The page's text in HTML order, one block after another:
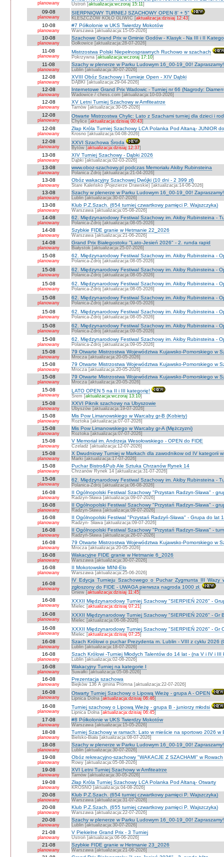
planowany Ustroń [aktualizacja:wczoraj 15:11]
09-08
planowany
SIERPNIOWY TURNIEJ SZACHOWY OPEN 8' + 5"
KLESZCZÓW KOŁO GLIWIC [aktualizacja:dzisiaj 12:43]
10-08
planowany
#7 Półkolonie w UKS Twierdzy Mokotów
Warszawa [aktualizacja:15-05-2026]
10-08
planowany
Szachowe Grand Prix w Gminie Godów - Klasyk - Na III i II
Gołkowice [aktualizacja:28-07-2026]
11-08
planowany
Mistrzostwa Polski Niepełnosprawnych Ruchowo w szachach
Pokrzywna [aktualizacja:wczoraj 17:10]
11-08
planowany
Szachy w plenerze w Parku Ludowym 16_00-19_00! Zapraszamy!
Lublin [aktualizacja:30-07-2026]
12-08
planowany
XVIII Obóz Szachowy i Turnieje Open - XIV Dąbki
DĄBKI [aktualizacja:29-04-2026]
12-08
planowany
Internetowe Grand Prix Wadowic - Turniej nr 66 (Nagrody:
Wadowice / chess.com [aktualizacja:10-03-2026]
12-08
planowany
XV Letni Turniej Szachowy w Amfiteatrze
Tarnów [aktualizacja:30-05-2026]
12-08
planowany
Otwarte Mistrzostwa Chylic: Lato z Szachami turniej dla dzieci i
Chylice [aktualizacja:dzisiaj 00:43]
12-08
planowany
Złap Króla Turniej Szachowy LCA Polanka Pod Altaną- JUNIOR
Krosno [aktualizacja:04-08-2026]
12-08
planowany
XXVI Szachowa Środa
Bytów [aktualizacja:dzisiaj 12:37]
13-08
planowany
XIV Turniej Szachowy - Dąbki 2026
Dąbki [aktualizacja:02-03-2026]
13-08
planowany
www.oboz-szachowy.pl podczas Memoriału Akiby Rubinsteina
Polanica Zdrój [aktualizacja:21-04-2026]
13-08
planowany
Obóz wakacyjny Szachowej Dwójki (10 dni - 2 399 zł)
Stare Kaleńsko (Pojezierze Drawskie) [aktualizacja:14-06-2026]
13-08
planowany
Szachy w plenerze w Parku Ludowym 16_00-19_00! Zapraszamy!
Lublin [aktualizacja:30-07-2026]
13-08
planowany
Klub P.Z.Szach. (654 turniej czwartkowy pamięci P. Wajszczyka)
Warszawa [aktualizacja:05-08-2026]
14-08
planowany
62. Międzynarodowy Festiwal Szachowy im. Akiby Rubinsteina -
Polanica-Zdrój [aktualizacja:08-05-2026]
14-08
planowany
Szybkie FIDE granie w Hetmanie 22_2026
Warszawa [aktualizacja:21-06-2026]
14-08
planowany
Grand Prix Białegostoku "Lato-Jesień 2026" - 2. runda rapid
Białystok [aktualizacja:25-07-2026]
15-08
planowany
62. Międzynarodowy Festiwal Szachowy im. Akiby Rubinsteina -
Polanica-Zdrój [aktualizacja:08-05-2026]
15-08
planowany
62. Międzynarodowy Festiwal Szachowy im. Akiby Rubinsteina -
Polanica-Zdrój [aktualizacja:08-05-2026]
15-08
planowany
62. Międzynarodowy Festiwal Szachowy im. Akiby Rubinsteina -
Polanica-Zdrój [aktualizacja:08-05-2026]
15-08
planowany
62. Międzynarodowy Festiwal Szachowy im. Akiby Rubinsteina -
Polanica-Zdrój [aktualizacja:09-05-2026]
15-08
planowany
62. Międzynarodowy Festiwal Szachowy im. Akiby Rubinsteina -
Polanica-Zdrój [aktualizacja:08-05-2026]
15-08
planowany
62. Międzynarodowy Festiwal Szachowy im. Akiby Rubinsteina -
Polanica-Zdrój [aktualizacja:09-05-2026]
15-08
planowany
62. Międzynarodowy Festiwal Szachowy im. Akiby Rubinsteina -
Polanica-Zdrój [aktualizacja:09-05-2026]
15-08
planowany
79 Otwarte Mistrzostwa Województwa Kujawsko-Pomorskiego w
Mrocza [aktualizacja:20-05-2026]
15-08
planowany
79 Otwarte Mistrzostwa Województwa Kujawsko-Pomorskiego w
Mrocza [aktualizacja:20-05-2026]
15-08
planowany
79 Otwarte Mistrzostwa Województwa Kujawsko-Pomorskiego w
Mrocza [aktualizacja:20-05-2026]
15-08
planowany
LATO OPEN 5 na II i III kategorię!
Śrem [aktualizacja:wczoraj 13:10]
15-08
planowany
XXVI Piknik szachowy na Ubyszowie
Ubyszów [aktualizacja:19-07-2026]
15-08
planowany
Mis Pow Limanowskiego w Warcaby gr-B (Kobiety)
Roztoka [aktualizacja:07-07-2026]
15-08
planowany
Mis Pow Limanowskiego w Warcaby gr-A (Mężczyzni)
Roztoka [aktualizacja:07-07-2026]
15-08
planowany
V Memoriał im. Andrzeja Wesołowskiego - OPEN do FIDE
Czeladź [aktualizacja:12-07-2026]
15-08
planowany
X Dwudniowy Turniej w Markach dla zawodnikow od IV kategorii
Marki [aktualizacja:17-07-2026]
15-08
planowany
Puchar Bistro&Pub Ale Sztuka Chrzanów Rynek 14
Chrzanów Rynek 14 [aktualizacja:31-07-2026]
15-08
planowany
62. Międzynarodowy Festiwal Szachowy im. Akiby Rubinsteina -
Polanica-Zdrój [aktualizacja:06-08-2026]
16-08
planowany
II Ogólnopolski Festiwal Szachowy "Przystan Radzyn-Sława" -
Radzyn-Sława [aktualizacja:09-07-2026]
16-08
planowany
II Ogólnopolski Festiwal Szachowy "Przystań Radzyn-Sława" -
Radzyn-Sława [aktualizacja:09-07-2026]
16-08
planowany
II Ogólnopolski Festiwal "Przystań Radzyń-Sława" - Grupa do lat
Radzyn- Sława [aktualizacja:09-07-2026]
16-08
planowany
II Ogólnopolski Festiwal Szachowy "Przystań Radzyn-Sława" -
Radzyń-Sława [aktualizacja:26-07-2026]
16-08
planowany
79 Otwarte Mistrzostwa Województwa Kujawsko-Pomorskiego w
Mrocza [aktualizacja:20-05-2026]
16-08
planowany
Wakacyjne FIDE granie w Hetmanie 6_2026
Warszawa [aktualizacja:30-07-2026]
16-08
planowany
II Mokotowskie MINI-Elo
Warszawa [aktualizacja:25-06-2026]
16-08
planowany
IV Edycja Turnieju Szachowego o Puchar Zygmunta III Wazy
zgłoszony do FIDE - UWAGA pierwsza nagroda 1000 zł.
Gniew [aktualizacja:dzisiaj 11:45]
16-08
planowany
XXXII Międzynarodowy Turniej Szachowy "SIERPIEŃ 2026" -
Mielec [aktualizacja:dzisiaj 07:21]
16-08
planowany
XXXII Międzynarodowy Turniej Szachowy "SIERPIEŃ 2026" - Gr
Mielec [aktualizacja:06-08-2026]
16-08
planowany
XXXII Międzynarodowy Turniej Szachowy "SIERPIEŃ 2026" - Gr
Mielec [aktualizacja:dzisiaj 07:25]
16-08
planowany
Szach Królowi o puchar Prezydenta m. Lublin - VIII z cyklu 2026
Lublin [aktualizacja:18-07-2026]
16-08
planowany
Szach Królowi -Turniej Młodych Talentów do 14 lat - (na V i IV i III
Lublin [aktualizacja:02-08-2026]
16-08
planowany
Wakacyjny Turniej na kategorie I
Suwałki [aktualizacja:05-08-2026]
16-08
planowany
Prezentacja szachowa
Biejków 136 A gmina Promna [aktualizacja:22-07-2026]
16-08
planowany
Otwarty Turniej Szachowy o Lipową Wieżę - grupa A - OPEN
Lipnica Dolna [aktualizacja:dzisiaj 06:46]
16-08
planowany
Turniej szachowy o Lipową Wieżę - grupa B - juniorzy młodsi
Lipnica Dolna [aktualizacja:dzisiaj 06:45]
17-08
planowany
#8 Półkolonie w UKS Twierdzy Mokotów
Warszawa [aktualizacja:15-05-2026]
18-08
planowany
Turniej Szachowy w ramach: Lato w mieście na sportowo 2026 w
Bielsko-Biała [aktualizacja:08-07-2026]
18-08
planowany
Szachy w plenerze w Parku Ludowym 16_00-19_00! Zapraszamy!
Lublin [aktualizacja:30-07-2026]
19-08
planowany
Obóz rekreacyjno-szachowy "WAKACJE Z SZACHAMI" w Rowach
Rowy [aktualizacja:05-08-2026]
19-08
planowany
XVI Letni Turniej Szachowy w Amfiteatrze
Tarnów [aktualizacja:30-05-2026]
19-08
planowany
Złap Króla Turniej Szachowy LCA Polanka Pod Altaną- Otwarty
KROSNO [aktualizacja:04-08-2026]
20-08
planowany
Klub P.Z.Szach. (654 turniej czwartkowy pamięci P. Wajszczyka)
Warszawa [aktualizacja:31-07-2026]
20-08
planowany
Klub P.Z.Szach. (655 turniej czwartkowy pamięci P. Wajszczyka)
Warszawa [aktualizacja:22-07-2026]
20-08
planowany
Szachy w plenerze w Parku Ludowym 16_00-19_00! Zapraszamy!
Lublin [aktualizacja:30-07-2026]
21-08
planowany
V Piekielne Grand Prix - 3 Turniej
Ustroń [aktualizacja:06-06-2026]
21-08
planowany
Szybkie FIDE granie w Hetmanie 23_2026
Warszawa [aktualizacja:21-06-2026]